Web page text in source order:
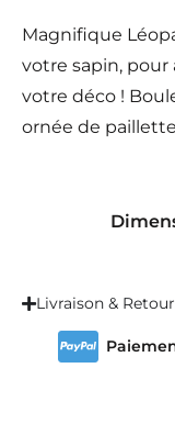
Magnifique
votre sapin,
votre déco !
ornée de
Livraison &